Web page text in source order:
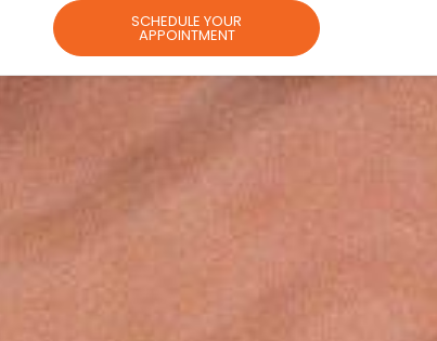
SCHEDULE YOUR
APPOINTMENT